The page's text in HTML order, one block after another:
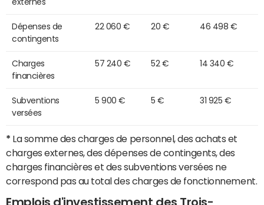
externes
Dépenses de
contingents
22 060 € 20 € 46 498 €
Charges
financières
57 240 € 52 € 14 340 €
Subventions
versées
5 900 € 5 € 31 925 €
* La somme des charges de personnel, des achats et
charges externes, des dépenses de contingents, des
charges financières et des subventions versées ne
correspond pas au total des charges de fonctionnement.
Emplois d'investissement des Trois-